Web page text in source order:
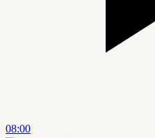
08:00